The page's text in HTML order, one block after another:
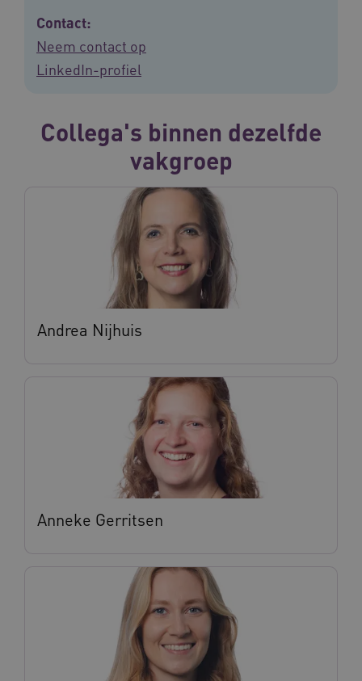
Contact:
Neem contact op
LinkedIn-profiel
Collega's binnen dezelfde
vakgroep
Andrea Nijhuis
Anneke Gerritsen